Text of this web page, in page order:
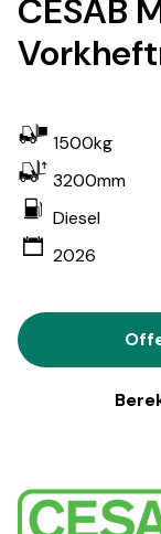
CESAB
1500kg
3200mm
Diesel
2026